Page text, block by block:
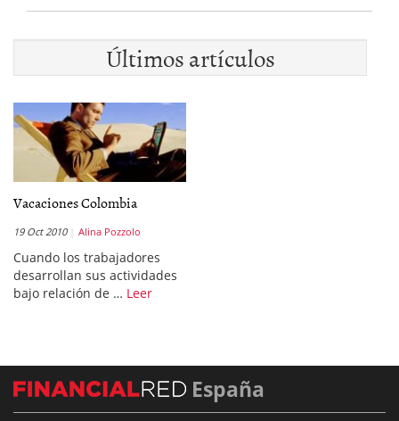
Últimos artículos
Vacaciones Colombia
19 Oct 2010 Alina Pozzolo
Cuando los trabajadores
desarrollan sus actividades
bajo relación de … Leer
España